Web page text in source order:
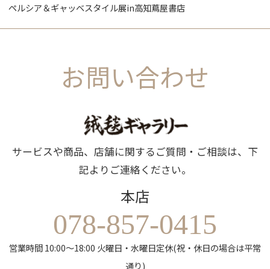
ペルシア＆ギャッベスタイル展in高知蔦屋書店
お問い合わせ
サービスや商品、店舗に関するご質問・ご相談は、下
記よりご連絡ください。
本店
078-857-0415
営業時間 10:00～18:00 火曜日・水曜日定休(祝・休日の場合は平常
通り)